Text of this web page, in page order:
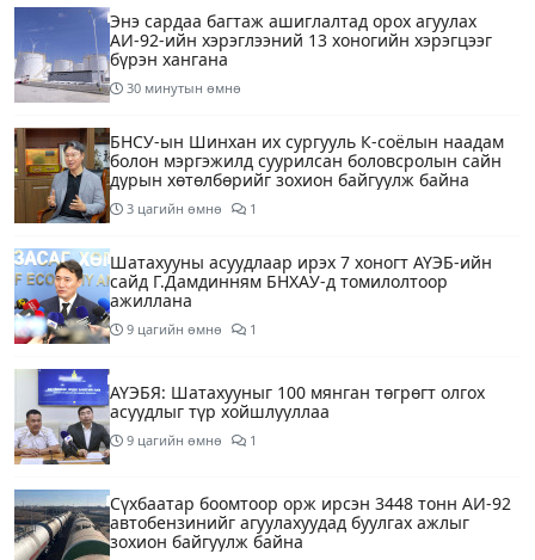
Энэ сардаа багтаж ашиглалтад орох агуулах
АИ-92-ийн хэрэглээний 13 хоногийн хэрэгцээг
бүрэн хангана
30 минутын өмнө
БНСУ-ын Шинхан их сургууль К-соёлын наадам
болон мэргэжилд суурилсан боловсролын сайн
дурын хөтөлбөрийг зохион байгуулж байна
3 цагийн өмнө 1
Шатахууны асуудлаар ирэх 7 хоногт АҮЭБ-ийн
сайд Г.Дамдинням БНХАУ-д томилолтоор
ажиллана
9 цагийн өмнө 1
АҮЭБЯ: Шатахууныг 100 мянган төгрөгт олгох
асуудлыг түр хойшлууллаа
9 цагийн өмнө 1
Сүхбаатар боомтоор орж ирсэн 3448 тонн АИ-92
автобензинийг агуулахуудад буулгах ажлыг
зохион байгуулж байна